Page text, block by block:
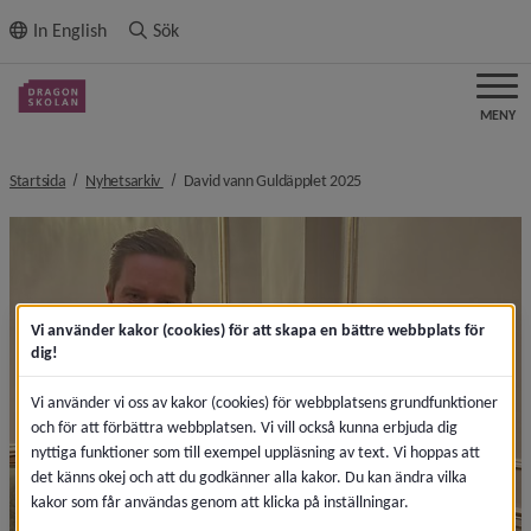
innehållet
In English Sök
MENY
Startsida Nyhetsarkiv nivå i brödsmulenavigeringen
David vann Guldäpplet 2025nivå i
Vi använder kakor (cookies) för att skapa en bättre webbplats för
dig!
Vi använder vi oss av kakor (cookies) för webbplatsens grundfunktioner
och för att förbättra webbplatsen. Vi vill också kunna erbjuda dig
nyttiga funktioner som till exempel uppläsning av text. Vi hoppas att
det känns okej och att du godkänner alla kakor. Du kan ändra vilka
kakor som får användas genom att klicka på inställningar.